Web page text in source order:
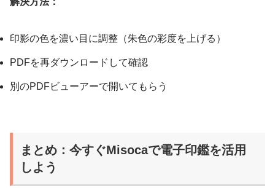
印影の色を濃い目に調整（朱色の彩度を上げる）
PDFを再ダウンロードして確認
別のPDFビューアーで開いてもらう
まとめ：今すぐMisocaで電子印鑑を活用
しよう